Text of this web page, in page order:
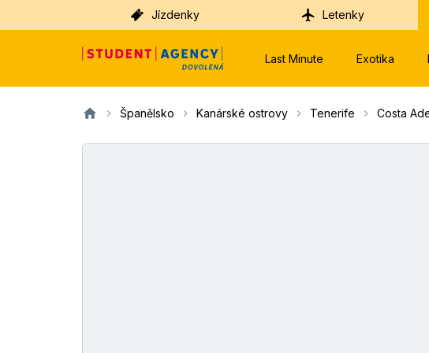
Jízdenky Letenky
Last Minute Exotika
Španělsko Kanárské ostrovy Tenerife Costa